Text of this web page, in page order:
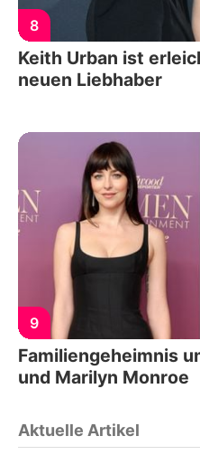
8
Keith Urban ist
neuen Liebhaber
9
Familiengeheimnis
und Marilyn Monroe
Aktuelle Artikel